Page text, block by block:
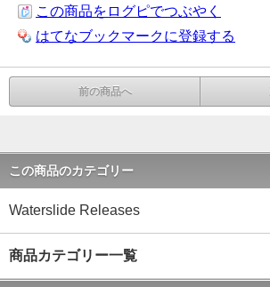
この商品をログピでつぶやく
はてなブックマークに登録する
前の商品へ
この商品のカテゴリー
Waterslide Releases
商品カテゴリー一覧